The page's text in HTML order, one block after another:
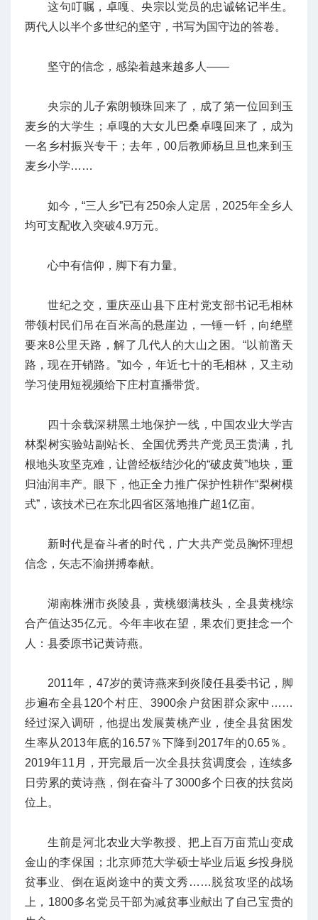
这句叮嘱，卓嘎、央宗以党员的忠诚铭记半生。
两代人以半个多世纪的坚守，书写为国守边的答卷。
坚守的信念，感染着越来越多人——
央宗的儿子索朗顿珠回来了，成了第一位回到玉
麦乡的大学生；卓嘎的大女儿巴桑卓嘎回来了，成为
一名乡村振兴专干；去年，00后教师杨旦旦也来到玉
麦乡小学……
如今，“三人乡”已有250余人定居，2025年全乡人
均可支配收入突破4.9万元。
心中有信仰，脚下有力量。
世纪之交，重庆巫山县下庄村党支部书记毛相林
带领村民们吊在百米高的悬崖边，一锤一钎，向绝壁
要来8公里天路，解了几代人的大山之困。“以前凿天
路，现在开销路。”如今，年近七十的毛相林，又主动
学习使用短视频给下庄村直播带货。
四十余载深耕黑土地保护一线，中国农业大学吉
林梨树实验站副站长、全国优秀共产党员王贵满，扎
根地头攻坚克难，让曾经板结沙化的“破皮黄”地块，重
归油润丰产。眼下，他正全力推广保护性耕作“梨树模
式”，该技术已在东北四省区落地推广超1亿亩。
新时代是奋斗者的时代，广大共产党员胸怀理想
信念，矢志不渝拼搏奉献。
湖南株洲市炎陵县，黄桃缀满枝头，全县黄桃综
合产值达35亿元。今年丰收在望，果农们更挂念一个
人：县委原书记黄诗燕。
2011年，47岁的黄诗燕来到炎陵任县委书记，脚
步遍布全县120个村庄、3900余户贫困群众家中……
经过深入调研，他提出发展黄桃产业，使全县贫困发
生率从2013年底的16.57％下降到2017年的0.65％。
2019年11月，开完最后一次全县扶贫调度会，连续多
日劳累的黄诗燕，倒在奋斗了3000多个日夜的扶贫岗
位上。
生前是河北农业大学教授、把上百万亩荒山变成
金山的李保国；北京师范大学硕士毕业后返乡投身脱
贫事业、倒在返岗途中的黄文秀……脱贫攻坚的战场
上，1800多名党员干部为减贫事业献出了自己宝贵的